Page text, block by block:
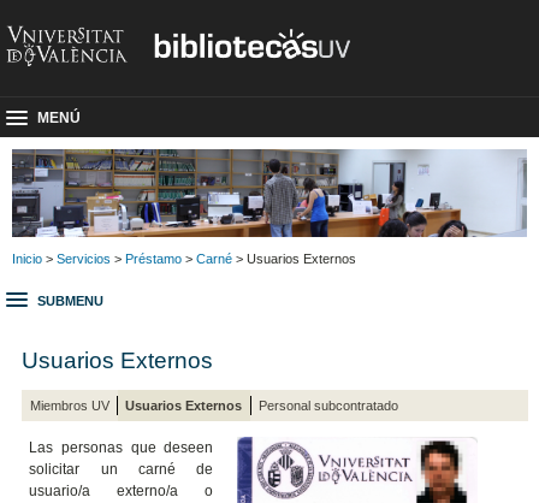
MENÚ
Inicio > Servicios > Préstamo > Carné > Usuarios Externos
SUBMENU
Usuarios Externos
Miembros UV Usuarios Externos Personal subcontratado
Las personas que deseen
solicitar un carné de
usuario/a externo/a o